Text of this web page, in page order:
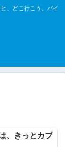
、どこ行こう。バイ
、きっとカブ